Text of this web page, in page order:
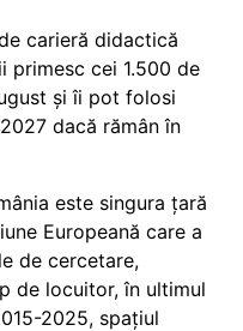
carieră didactică
primesc cei 1.500 de
și îi pot folosi
dacă rămân în
este singura țară
Europeană care a
de cercetare,
de locuitor, în ultimul
2025, spațiul